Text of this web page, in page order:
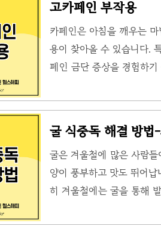
코·입으로 들어가면 1~4일
세 이상 어르신은 폐렴으
수입니다.📊 실제 사례
고카페인 부작용
카페인은 아침을 깨우는
용이 찾아올 수 있습니다.
페인 금단 증상을 경험하
인은 뇌의 아데노신 수용
이 폭발적으로 작용하며
적 근거:하버드 대학 연구
후 중단하면 50% 이상의
굴 식중독 해결 방법
굴은 겨울철에 많은 사람
양이 풍부하고 맛도 뛰어
히 겨울철에는 굴을 통해
굴 식중독의 원인과 예방